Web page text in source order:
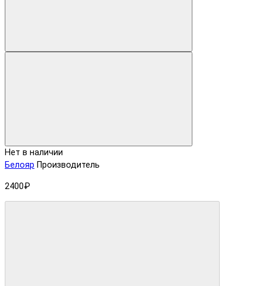
Нет в наличии
Белояр Производитель
2400₽